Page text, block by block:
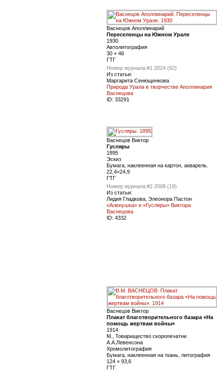
Васнецов Аполлинарий
Переселенцы на Южном Урале
1930
Автолитография
30 × 46
ГТГ
Номер журнала:#1 2024 (82)
Из статьи:
Маргарита Сенющенкова
Природа Урала в творчестве Аполлинария
Васнецова
ID: 33291
Васнецов Виктор
Гусляры
1895
Эскиз
Бумага, наклеенная на картон, акварель.
22,4×24,9
ГТГ
Номер журнала:#2 2008 (19)
Из статьи:
Лидия Гладкова, Элеонора Пастон
«Аленушка» и «Гусляры» Виктора
Васнецова
ID: 4332
Васнецов Виктор
Плакат благотворительного базара «На
помощь жертвам войны»
1914
М., Товарищество скоропечатни
А.А.Левенсона
Хромолитография
Бумага, наклеенная на ткань, литография
124 × 93,6
ГТГ